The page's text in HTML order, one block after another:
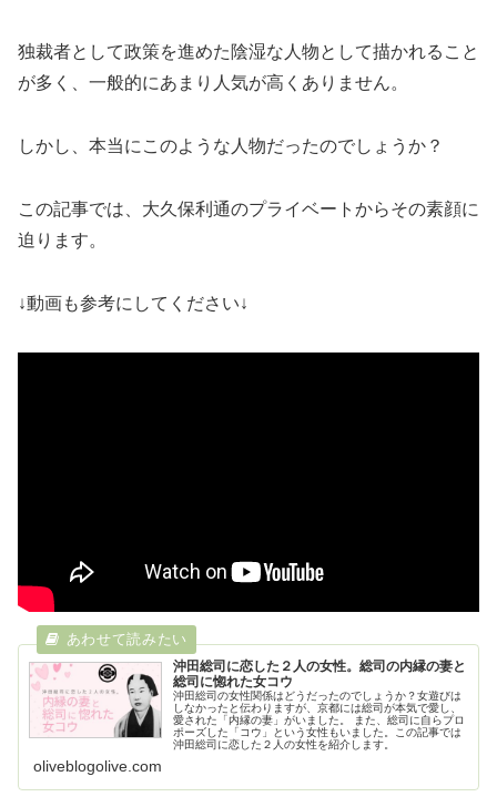
独裁者として政策を進めた陰湿な人物として描かれること
が多く、一般的にあまり人気が高くありません。
しかし、本当にこのような人物だったのでしょうか？
この記事では、大久保利通のプライベートからその素顔に
迫ります。
↓動画も参考にしてください↓
沖田総司に恋した２人の女性。総司の内縁の妻と
総司に惚れた女コウ
沖田総司の女性関係はどうだったのでしょうか？女遊びは
しなかったと伝わりますが、京都には総司が本気で愛し、
愛された「内縁の妻」がいました。 また、総司に自らプロ
ポーズした「コウ」という女性もいました。この記事では
沖田総司に恋した２人の女性を紹介します。
oliveblogolive.com